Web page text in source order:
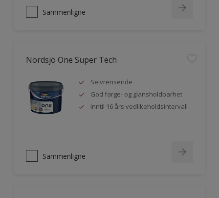
Sammenligne
Nordsjö One Super Tech
Selvrensende
God farge- og glansholdbarhet
Inntil 16 års vedlikeholdsintervall
Sammenligne